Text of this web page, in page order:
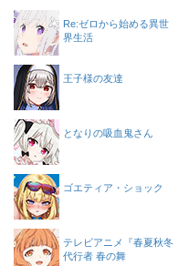
Re:ゼロから始める異世
界生活
王子様の友達
となりの吸血鬼さん
ゴエティア・ショック
テレビアニメ『春夏秋冬
代行者 春の舞